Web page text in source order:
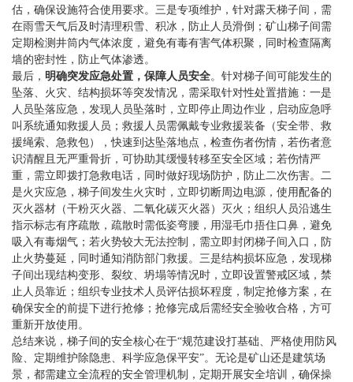
估，确保设施符合使用要求。三是专项维护，针对露天梯子间，需
在雨雪天气后及时清理积雪、积冰，防止人员滑倒；矿山梯子间需
定期检测井筒内气体浓度，避免有毒有害气体积聚，同时检查隔离
墙的密封性，防止气体渗透。
最后， 明确突发应急处置，保障人员安全。针对梯子间可能发生的
坠落、火灾、结构损坏等突发情况，需采取针对性处置措施：一是
人员坠落应急，发现人员坠落时，立即停止周边作业，启动应急呼
叫系统通知救援人员；救援人员需佩戴专业救援装备（安全带、救
援绳索、急救包），快速到达坠落地点，检查伤者伤情，若伤者意
识清醒且无严重骨折，可协助其缓慢转移至安全区域；若伤情严
重，需立即拨打急救电话，同时做好现场防护，防止二次伤害。二
是火灾应急，梯子间发生火灾时，立即切断周边电源，使用配备的
灭火器材（干粉灭火器、二氧化碳灭火器）灭火；组织人员沿逃生
指示标志有序疏散，疏散时需低姿弯腰，用湿毛巾捂住口鼻，避免
吸入有毒烟气；若火势较大无法控制，需立即封闭梯子间入口，防
止火势蔓延，同时通知消防部门救援。三是结构损坏应急，发现梯
子间出现结构变形、裂纹、坍塌等情况时，立即设置警戒区域，禁
止人员靠近；组织专业技术人员评估损坏程度，制定抢修方案，在
确保安全的前提下进行抢修；抢修完成后需经安全验收合格，方可
重新开放使用。
总结来说，梯子间的安全核心在于“规范建设打基础、严格使用防风
险、定期维护除隐患、科学应急保平安”。无论是矿山还是建筑场
景，都需建立全流程的安全管理机制，定期开展安全培训，确保操